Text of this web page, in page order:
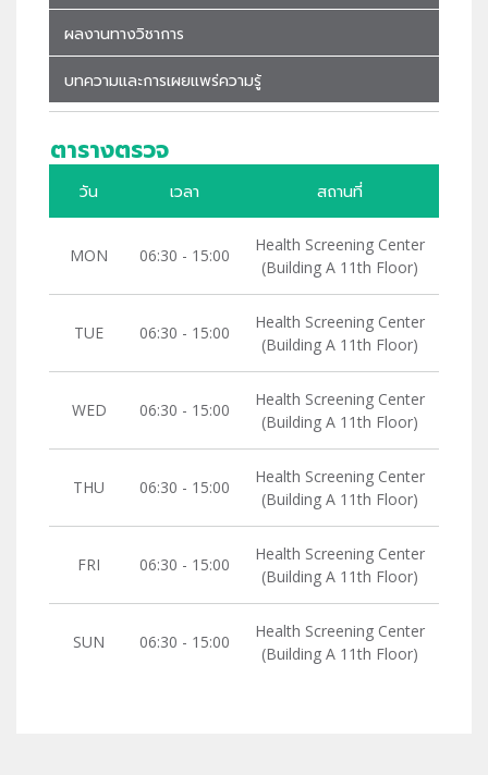
ผลงานทางวิชาการ
บทความและการเผยแพร่ความรู้
ตารางตรวจ
วัน เวลา สถานที่
MON 06:30 - 15:00
Health Screening Center
(Building A 11th Floor)
TUE 06:30 - 15:00
Health Screening Center
(Building A 11th Floor)
WED 06:30 - 15:00
Health Screening Center
(Building A 11th Floor)
THU 06:30 - 15:00
Health Screening Center
(Building A 11th Floor)
FRI 06:30 - 15:00
Health Screening Center
(Building A 11th Floor)
SUN 06:30 - 15:00
Health Screening Center
(Building A 11th Floor)